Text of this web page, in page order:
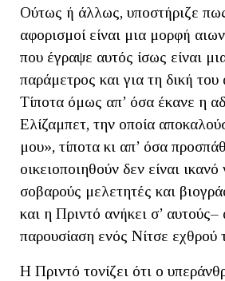
Ούτως ή άλλως, υποστήριζε
αφορισμοί είναι μια μορφή
που έγραψε αυτός ίσως είναι
παράμετρος και για τη δική του
Τίποτα όμως απ’ όσα έκανε η
Ελίζαμπετ, την οποία
μου», τίποτα κι απ’ όσα
οικειοποιηθούν δεν είναι
σοβαρούς μελετητές και
και η Πριντό ανήκει σ’ αυτούς–
παρουσίαση ενός Νίτσε εχθρού
Η Πριντό τονίζει ότι ο